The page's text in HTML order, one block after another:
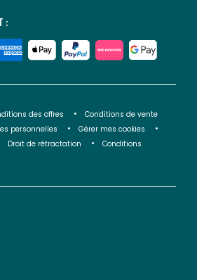
:
des offres
Conditions de vente
personnelles
Gérer mes cookies
Droit de rétractation
Conditions